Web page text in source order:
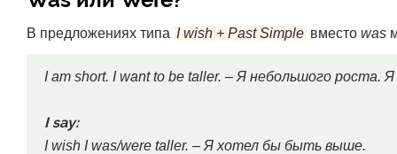
В предложениях типа I wish + Past Simple вместо was
I am short. I want to be taller. – Я небольшого роста.
I say:
I wish I was/were taller. – Я хотел бы быть выше.